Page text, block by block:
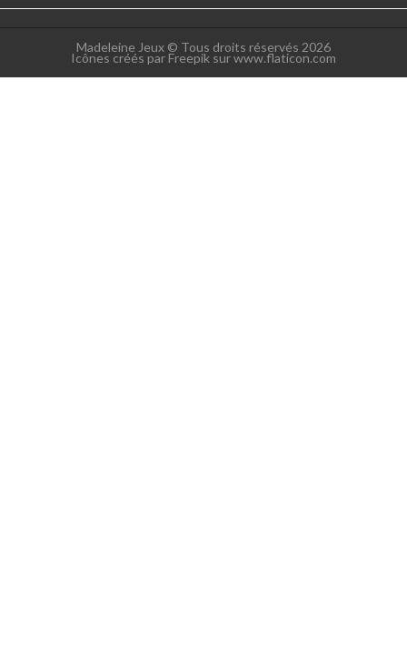
Madeleine Jeux © Tous droits réservés 2026
Icônes créés par Freepik sur www.flaticon.com